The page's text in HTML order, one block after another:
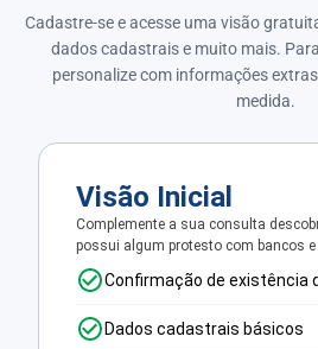
Cadastre-se e acesse uma visão
dados cadastrais e muito mais.
personalize com informações
medida.
Visão Inicial
Complemente a sua consulta
possui algum protesto com bancos
Confirmação de existência
Dados cadastrais básicos